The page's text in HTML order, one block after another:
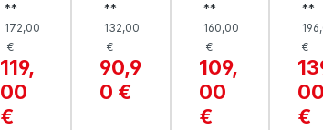
KER,
ADIS
A
**
172,00
€
119,
00
€
KER,
SYLV
IA
**
132,00
€
90,9
0 €
KER,
ROX
BY
**
160,00
€
109,
00
€
**
€
00
€